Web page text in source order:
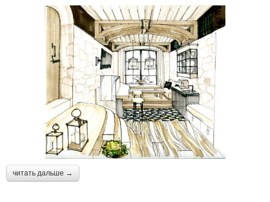
читать дальше →